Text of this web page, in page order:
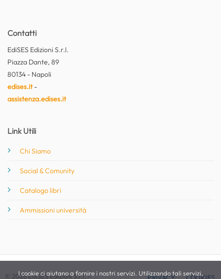
Contatti
EdiSES Edizioni S.r.l.
Piazza Dante, 89
80134 - Napoli
edises.it-
assistenza.edises.it
Link Utili
Chi Siamo
Social & Comunity
Catalogo libri
Ammissioni università
© 2026 EdiSES Edizioni S.r.l. -
I cookie ci aiutano a fornire i nostri servizi. Utilizzando tali servizi,